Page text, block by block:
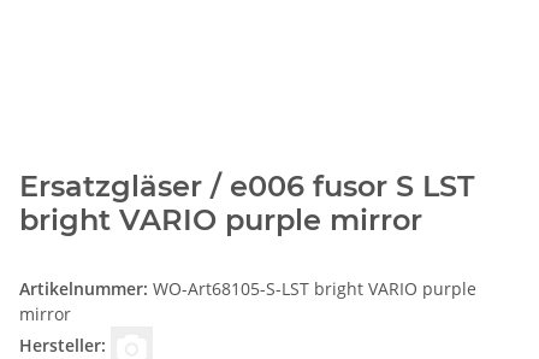
Ersatzgläser / e006 fusor S LST
bright VARIO purple mirror
Artikelnummer: WO-Art68105-S-LST bright VARIO purple
mirror
Hersteller: